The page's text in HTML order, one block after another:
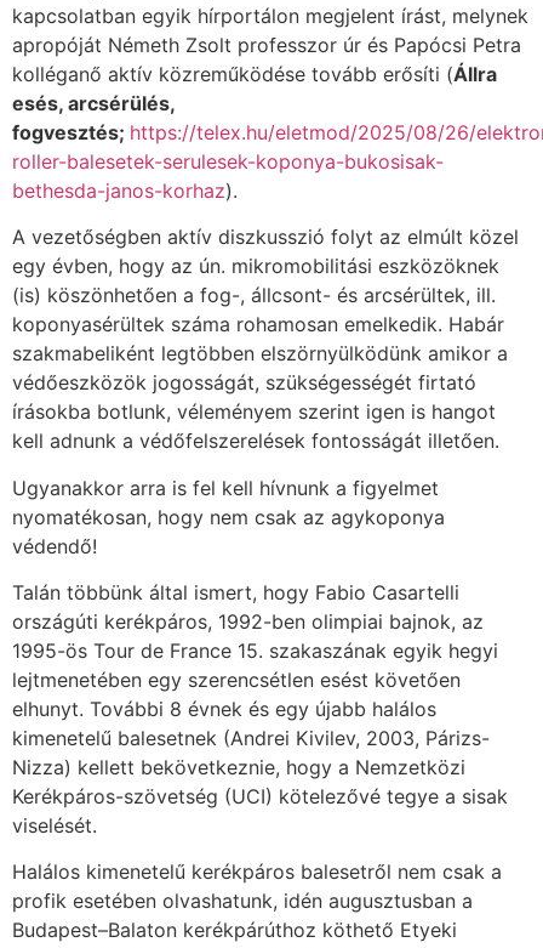
kapcsolatban egyik hírportálon megjelent írást, melynek
apropóját Németh Zsolt professzor úr és Papócsi Petra
kolléganő aktív közreműködése tovább erősíti (Állra
esés, arcsérülés,
fogvesztés; https://telex.hu/eletmod/2025/08/26/
roller-balesetek-serulesek-koponya-bukosisak-
bethesda-janos-korhaz).
A vezetőségben aktív diszkusszió folyt az elmúlt közel
egy évben, hogy az ún. mikromobilitási eszközöknek
(is) köszönhetően a fog-, állcsont- és arcsérültek, ill.
koponyasérültek száma rohamosan emelkedik. Habár
szakmabeliként legtöbben elszörnyülködünk amikor a
védőeszközök jogosságát, szükségességét firtató
írásokba botlunk, véleményem szerint igen is hangot
kell adnunk a védőfelszerelések fontosságát illetően.
Ugyanakkor arra is fel kell hívnunk a figyelmet
nyomatékosan, hogy nem csak az agykoponya
védendő!
Talán többünk által ismert, hogy Fabio Casartelli
országúti kerékpáros, 1992-ben olimpiai bajnok, az
1995-ös Tour de France 15. szakaszának egyik hegyi
lejtmenetében egy szerencsétlen esést követően
elhunyt. További 8 évnek és egy újabb halálos
kimenetelű balesetnek (Andrei Kivilev, 2003, Párizs-
Nizza) kellett bekövetkeznie, hogy a Nemzetközi
Kerékpáros-szövetség (UCI) kötelezővé tegye a sisak
viselését.
Halálos kimenetelű kerékpáros balesetről nem csak a
profik esetében olvashatunk, idén augusztusban a
Budapest–Balaton kerékpárúthoz köthető Etyeki